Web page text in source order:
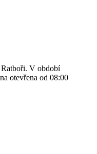
V období
otevřena od 08:00